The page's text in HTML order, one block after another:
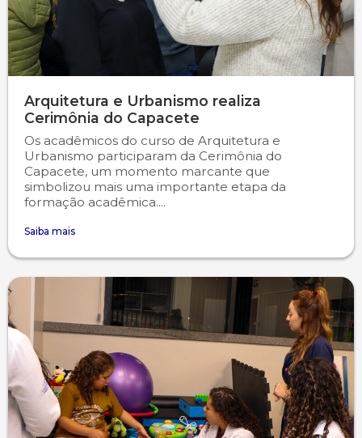
Arquitetura e Urbanismo realiza
Cerimônia do Capacete
Os acadêmicos do curso de Arquitetura e
Urbanismo participaram da Cerimônia do
Capacete, um momento marcante que
simbolizou mais uma importante etapa da
formação acadêmica....
Saiba mais